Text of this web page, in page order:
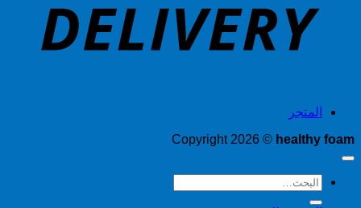
المتجر
Copyright 2026 © healthy foam
البحث